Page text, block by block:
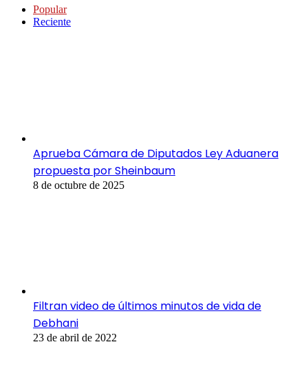
Popular
Reciente
Aprueba Cámara de Diputados Ley Aduanera
propuesta por Sheinbaum
8 de octubre de 2025
Filtran video de últimos minutos de vida de
Debhani
23 de abril de 2022